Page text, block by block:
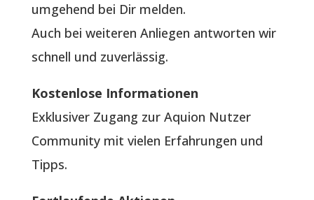
umgehend bei Dir melden.
Auch bei weiteren Anliegen antworten wir
schnell und zuverlässig.
Kostenlose Informationen
Exklusiver Zugang zur Aquion Nutzer
Community mit vielen Erfahrungen und
Tipps.